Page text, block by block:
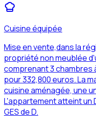
Cuisine équipée
Mise en vente,dans la
propriété non meublée
comprenant 3 chambres
pour 332,800 euros. La
cuisine aménagée, une
L'appartement atteint un
GES de D.